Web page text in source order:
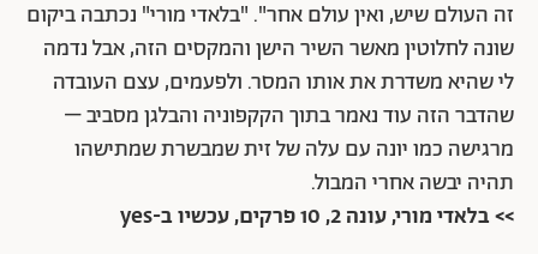
זה העולם שיש, ואין עולם אחר". "בלאדי מורי" נכתבה ביקום
שונה לחלוטין מאשר השיר הישן והמקסים הזה, אבל נדמה
לי שהיא משדרת את אותו המסר. ולפעמים, עצם העובדה
שהדבר הזה עוד נאמר בתוך הקקפוניה והבלגן מסביב –
מרגישה כמו יונה עם עלה של זית שמבשרת שמתישהו
תהיה יבשה אחרי המבול.
>> בלאדי מורי, עונה 2, 10 פרקים, עכשיו ב-yes